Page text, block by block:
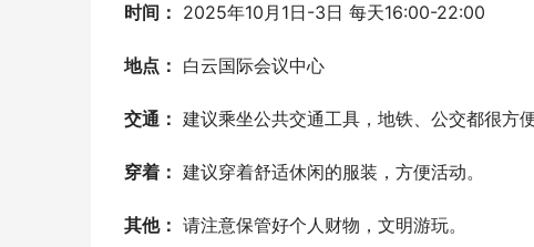
时间： 2025年10月1日-3日 每天16:00-22:00
地点： 白云国际会议中心
交通： 建议乘坐公共交通工具，地铁、公交都很方便
穿着： 建议穿着舒适休闲的服装，方便活动。
其他： 请注意保管好个人财物，文明游玩。